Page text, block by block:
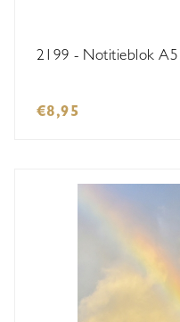
2199 - Notitieblok A5
€8,95